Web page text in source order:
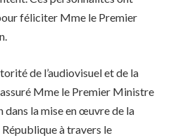
féliciter Mme le Premier
de l’audiovisuel et de la
Mme le Premier Ministre
la mise en œuvre de la
à travers le